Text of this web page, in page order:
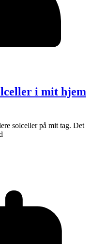
i mit hjem
solceller på mit tag. Det